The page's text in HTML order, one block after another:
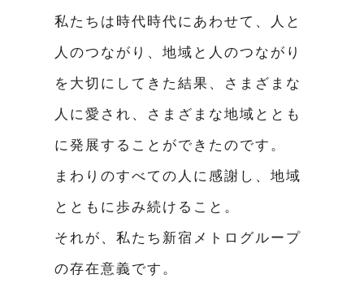
私たちは時代時代にあわせて、人と
人のつながり、地域と人のつながり
を大切にしてきた結果、さまざまな
人に愛され、さまざまな地域ととも
に発展することができたのです。
まわりのすべての人に感謝し、地域
とともに歩み続けること。
それが、私たち新宿メトログループ
の存在意義です。